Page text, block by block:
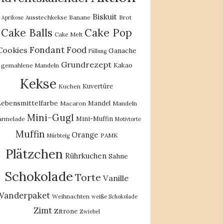
Aprikose Ausstechkekse Banane Biskuit Brot
Cake Balls Cake Melt Cake Pop
Fondant Food Füllung Ganache
gemahlene Mandeln Grundrezept Kakao
Kekse Kuchen Kuvertüre
Macaron Mandel Mandeln
Mini-Gugl Mini-Muffin Motivtorte
Muffin Mürbteig Orange PAMK
Plätzchen Rührkuchen Sahne
Schokolade Torte Vanille
Weihnachten weiße Schokolade
Zimt Zitrone Zwiebel